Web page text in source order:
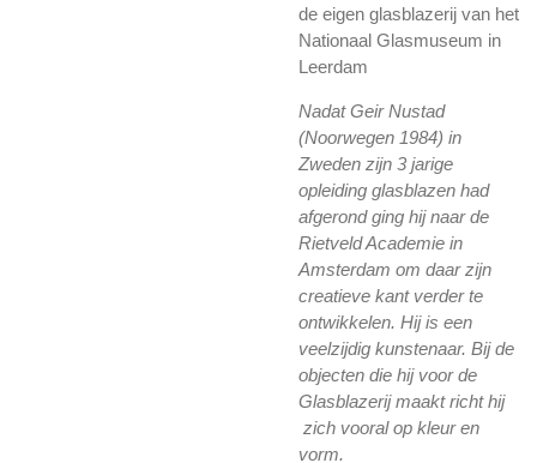
de eigen glasblazerij van het
Nationaal Glasmuseum in
Leerdam
Nadat Geir Nustad
(Noorwegen 1984) in
Zweden zijn 3 jarige
opleiding glasblazen had
afgerond ging hij naar de
Rietveld Academie in
Amsterdam om daar zijn
creatieve kant verder te
ontwikkelen. Hij is een
veelzijdig kunstenaar. Bij de
objecten die hij voor de
Glasblazerij maakt richt hij
zich vooral op kleur en
vorm.